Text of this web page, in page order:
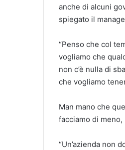
anche di alcuni
spiegato il
“Penso che col
vogliamo che
non c’è nulla di
che vogliamo
Man mano che
facciamo di
“Un’azienda non